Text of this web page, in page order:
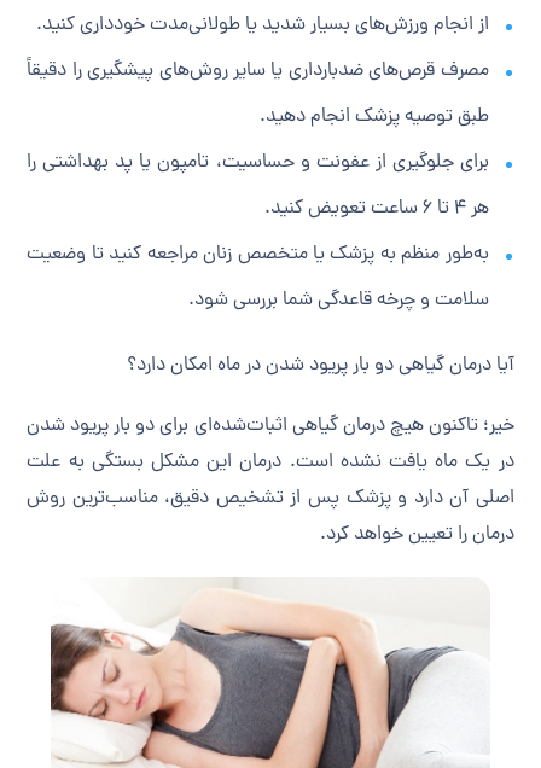
از انجام ورزش‌های بسیار شدید یا طولانی‌مدت خودداری کنید.
مصرف قرص‌های ضدبارداری یا سایر روش‌های پیشگیری را دقیقاً
طبق توصیه پزشک انجام دهید.
برای جلوگیری از عفونت و حساسیت، تامپون یا پد بهداشتی را
هر ۴ تا ۶ ساعت تعویض کنید.
به‌طور منظم به پزشک یا متخصص زنان مراجعه کنید تا وضعیت
سلامت و چرخه قاعدگی شما بررسی شود.
آیا درمان گیاهی دو بار پریود شدن در ماه امکان دارد؟
خیر؛ تاکنون هیچ درمان گیاهی اثبات‌شده‌ای برای دو بار پریود شدن
در یک ماه یافت نشده است. درمان این مشکل بستگی به علت
اصلی آن دارد و پزشک پس از تشخیص دقیق، مناسب‌ترین روش
درمان را تعیین خواهد کرد.